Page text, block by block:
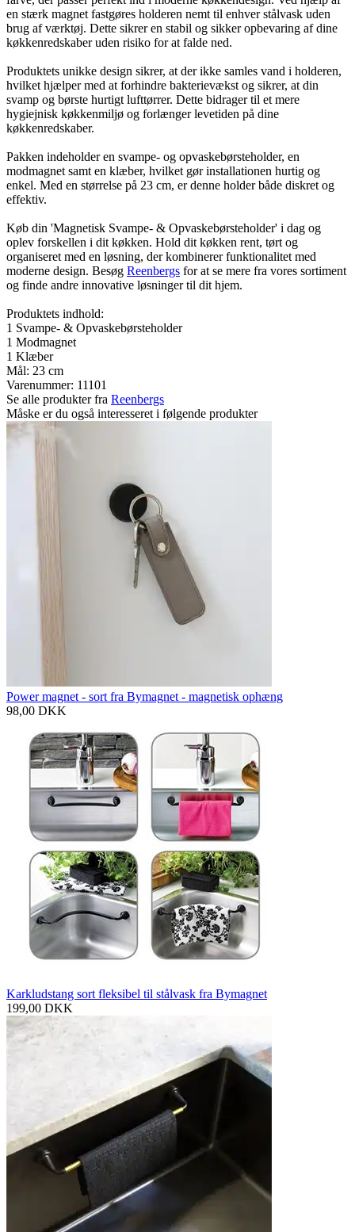
en stærk magnet fastgøres holderen nemt til enhver stålvask uden
brug af værktøj. Dette sikrer en stabil og sikker opbevaring af dine
køkkenredskaber uden risiko for at falde ned.
Produktets unikke design sikrer, at der ikke samles vand i holderen,
hvilket hjælper med at forhindre bakterievækst og sikrer, at din
svamp og børste hurtigt lufttørrer. Dette bidrager til et mere
hygiejnisk køkkenmiljø og forlænger levetiden på dine
køkkenredskaber.
Pakken indeholder en svampe- og opvaskebørsteholder, en
modmagnet samt en klæber, hvilket gør installationen hurtig og
enkel. Med en størrelse på 23 cm, er denne holder både diskret og
effektiv.
Køb din 'Magnetisk Svampe- & Opvaskebørsteholder' i dag og
oplev forskellen i dit køkken. Hold dit køkken rent, tørt og
organiseret med en løsning, der kombinerer funktionalitet med
moderne design. Besøg Reenbergs for at se mere fra vores sortiment
og finde andre innovative løsninger til dit hjem.
Produktets indhold:
1 Svampe- & Opvaskebørsteholder
1 Modmagnet
1 Klæber
Mål: 23 cm
Varenummer: 11101
Se alle produkter fra Reenbergs
Måske er du også interesseret i følgende produkter
Power magnet - sort fra Bymagnet - magnetisk ophæng
98,00 DKK
Karkludstang sort fleksibel til stålvask fra Bymagnet
199,00 DKK